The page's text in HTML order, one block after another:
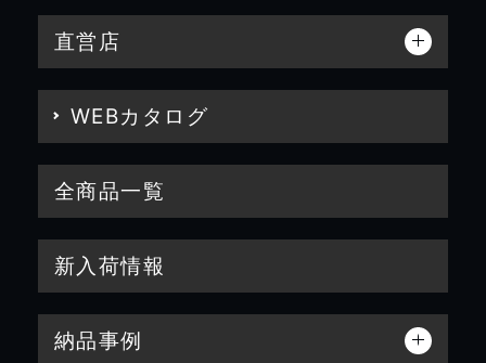
直営店
WEBカタログ
全商品一覧
新入荷情報
納品事例